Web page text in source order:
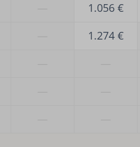
1.056 €
1.274 €